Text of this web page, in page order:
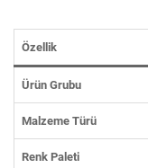
Özellik
Ürün Grubu
Malzeme Türü
Renk Paleti